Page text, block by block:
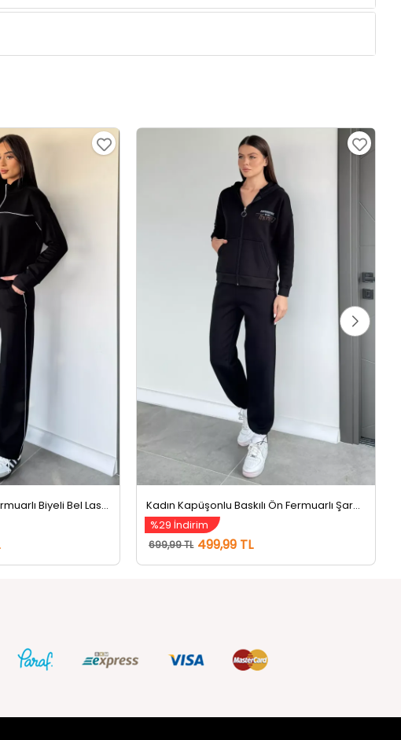
Kadın Şardonlu Ön Fermuarlı Biyeli Bel Lastikli Eşofman Takımı Siyah
Kadın Kapüşonlu Baskılı Ön Fermuarlı Şardonlu Bel Lastikli Eşofman Takımı Siyah
%29 İndirim
699,99 TL 499,99 TL